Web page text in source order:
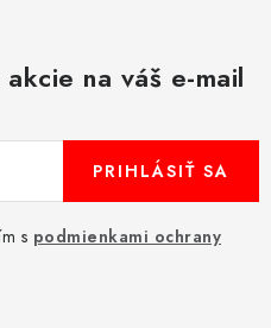
na váš e-mail
s podmienkami ochrany
PRIHLÁSIŤ SA